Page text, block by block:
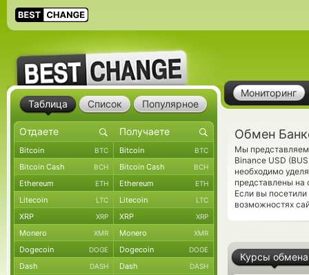
Мониторинг
Обмен
Мы представляем
Binance USD
необходимо
представлены на
Если вы
возможностях
Курсы обмена
Таблица Список Популярное
Bitcoin BTC Bitcoin BTC
Bitcoin Cash BCH Bitcoin Cash BCH
Ethereum ETH Ethereum ETH
Litecoin LTC Litecoin LTC
XRP XRP XRP XRP
Monero XMR Monero XMR
Dogecoin DOGE Dogecoin DOGE
Dash DASH Dash DASH